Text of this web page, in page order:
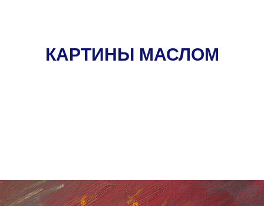
КАРТИНЫ МАСЛОМ